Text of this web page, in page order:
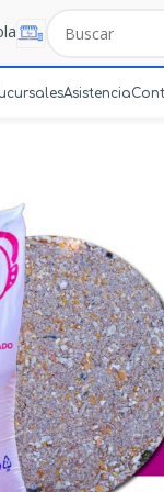
Asistencia